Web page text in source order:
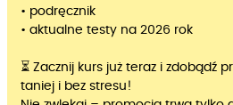
• podręcznik
• aktualne testy na 2026 rok
⏳ Zacznij kurs już teraz i zdobądź
taniej i bez stresu!